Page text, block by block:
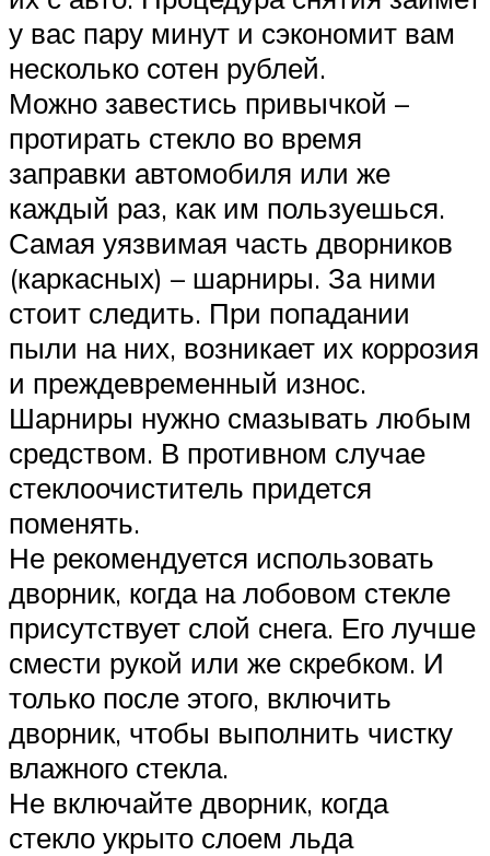
у вас пару минут и сэкономит вам
несколько сотен рублей.
Можно завестись привычкой –
протирать стекло во время
заправки автомобиля или же
каждый раз, как им пользуешься.
Самая уязвимая часть дворников
(каркасных) – шарниры. За ними
стоит следить. При попадании
пыли на них, возникает их коррозия
и преждевременный износ.
Шарниры нужно смазывать любым
средством. В противном случае
стеклоочиститель придется
поменять.
Не рекомендуется использовать
дворник, когда на лобовом стекле
присутствует слой снега. Его лучше
смести рукой или же скребком. И
только после этого, включить
дворник, чтобы выполнить чистку
влажного стекла.
Не включайте дворник, когда
стекло укрыто слоем льда